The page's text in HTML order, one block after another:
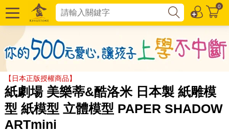
0
【日本正版授權商品】
紙劇場 美樂蒂&酷洛米 日本製 紙雕模
型 紙模型 立體模型 PAPER SHADOW
ARTmini